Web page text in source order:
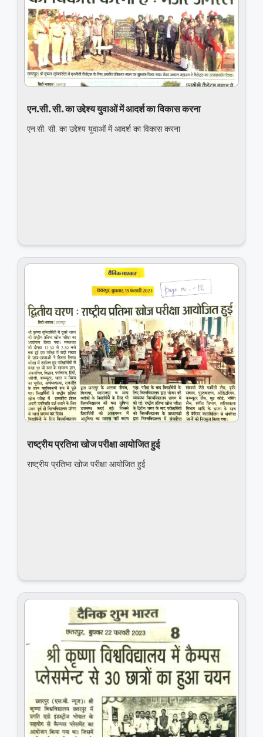
एन.सी. सी. का उद्देश्य युवाओं में आदर्श का विकास करना
एन.सी. सी. का उद्देश्य युवाओं में आदर्श का विकास करना
राष्ट्रीय प्रतिभा खोज परीक्षा आयोजित हुई
राष्ट्रीय प्रतिभा खोज परीक्षा आयोजित हुई